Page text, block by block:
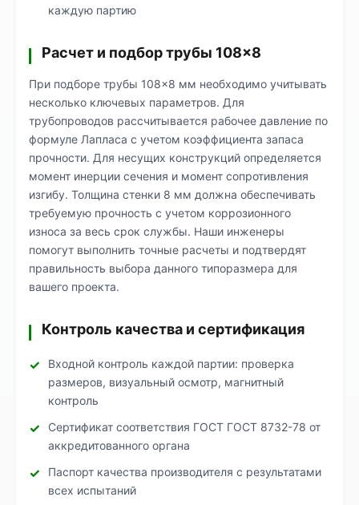
каждую партию
Расчет и подбор трубы 108×8
При подборе трубы 108×8 мм необходимо учитывать
несколько ключевых параметров. Для
трубопроводов рассчитывается рабочее давление по
формуле Лапласа с учетом коэффициента запаса
прочности. Для несущих конструкций определяется
момент инерции сечения и момент сопротивления
изгибу. Толщина стенки 8 мм должна обеспечивать
требуемую прочность с учетом коррозионного
износа за весь срок службы. Наши инженеры
помогут выполнить точные расчеты и подтвердят
правильность выбора данного типоразмера для
вашего проекта.
Контроль качества и сертификация
Входной контроль каждой партии: проверка
размеров, визуальный осмотр, магнитный
контроль
Сертификат соответствия ГОСТ ГОСТ 8732-78 от
аккредитованного органа
Паспорт качества производителя с результатами
всех испытаний